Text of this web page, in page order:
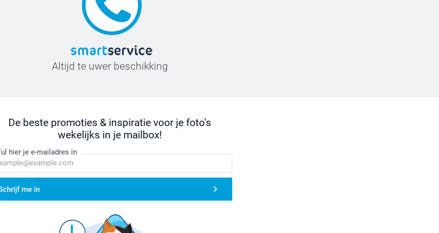
Altijd te uwer beschikking
De beste promoties & inspiratie voor je foto's
wekelijks in je mailbox!
hier je e-mailadres in
me in